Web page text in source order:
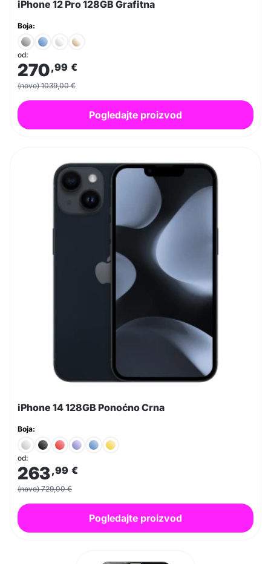
iPhone 12 Pro 128GB Grafitna
Boja:
od:
270,99 €
(novo) 1039,00 €
Pogledajte proizvod
iPhone 14 128GB Ponoćno Crna
Boja:
od:
263,99 €
(novo) 729,00 €
Pogledajte proizvod